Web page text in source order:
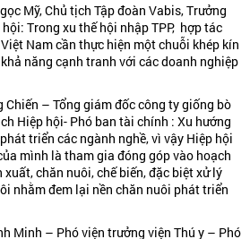
Mỹ, Chủ tịch Tập đoàn Vabis, Trưởng
Trong xu thế hội nhập TPP, hợp tác
Nam cần thực hiện một chuỗi khép kín
năng cạnh tranh với các doanh nghiệp
Chiến – Tổng giám đốc công ty giống bò
Hiệp hội- Phó ban tài chính : Xu hướng
triển các ngành nghề, vì vậy Hiệp hội
mình là tham gia đóng góp vào hoạch
chăn nuôi, chế biến, đặc biệt xử lý
nhằm đem lại nền chăn nuôi phát triển
Minh – Phó viện trưởng viện Thú y – Phó